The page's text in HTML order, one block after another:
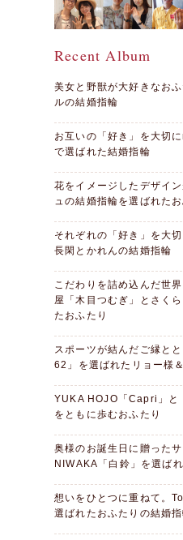
Recent Album
美女と野獣が大好きなお
ルの結婚指輪
お互いの「好き」を大切
で選ばれた結婚指輪
花をイメージしたデザイ
ュの結婚指輪を選ばれたお
それぞれの「好き」を大
長閑とかれんの結婚指輪
こだわりを詰め込んだ世
屋「木目つむぎ」とさく
たおふたり
スポーツが結んだご縁と
62」を選ばれたリョー様
YUKA HOJO「Capri」と
をともに歩むおふたり
奥様のお誕生日に贈った
NIWAKA「白鈴」を選ば
想いをひとつに重ねて。
選ばれたおふたりの結婚